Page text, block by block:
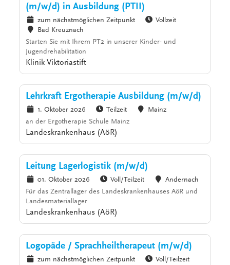
(m/w/d) in Ausbildung (PTII)
zum nächstmöglichen Zeitpunkt
Vollzeit
Bad Kreuznach
Starten Sie mit Ihrem PT2 in unserer Kinder- und
Jugendrehabilitation
Klinik Viktoriastift
Lehrkraft Ergotherapie Ausbildung (m/w/d)
1. Oktober 2026 Teilzeit
Mainz
an der Ergotherapie Schule Mainz
Landeskrankenhaus (AöR)
Leitung Lagerlogistik (m/w/d)
01. Oktober 2026 Voll/Teilzeit
Andernach
Für das Zentrallager des Landeskrankenhauses AöR und
Landesmateriallager
Landeskrankenhaus (AöR)
Logopäde / Sprachheiltherapeut (m/w/d)
zum nächstmöglichen Zeitpunkt
Voll/Teilzeit